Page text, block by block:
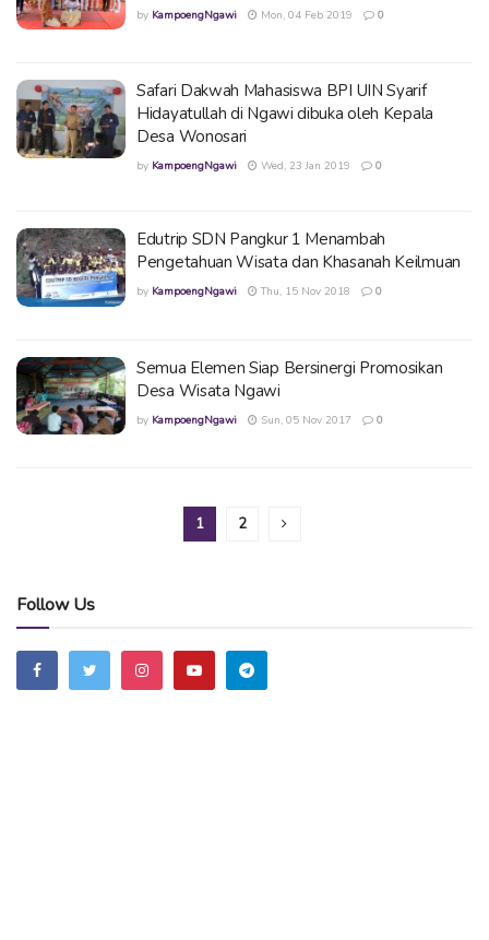
by KampoengNgawi Mon, 04 Feb 2019 0
Safari Dakwah Mahasiswa BPI UIN Syarif
Hidayatullah di Ngawi dibuka oleh Kepala
Desa Wonosari
by KampoengNgawi Wed, 23 Jan 2019 0
Edutrip SDN Pangkur 1 Menambah
Pengetahuan Wisata dan Khasanah Keilmuan
by KampoengNgawi Thu, 15 Nov 2018 0
Semua Elemen Siap Bersinergi Promosikan
Desa Wisata Ngawi
by KampoengNgawi Sun, 05 Nov 2017 0
1 2
Follow Us